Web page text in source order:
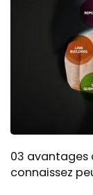
03 avantages
connaissez